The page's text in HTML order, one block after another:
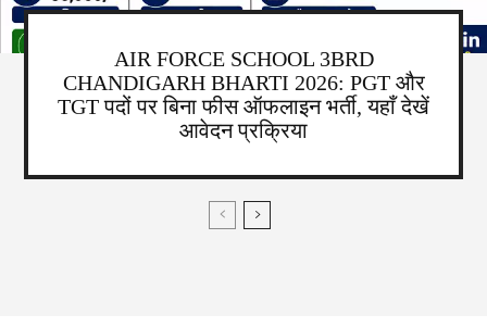
AIR FORCE SCHOOL 3BRD
CHANDIGARH BHARTI 2026: PGT और
TGT पदों पर बिना फीस ऑफलाइन भर्ती, यहाँ देखें
आवेदन प्रक्रिया